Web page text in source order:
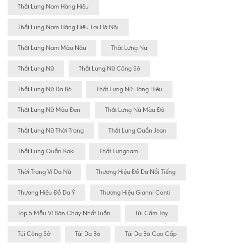
Thắt Lưng Nam Hàng Hiệu
Thắt Lưng Nam Hàng Hiệu Tại Hà Nội
Thắt Lưng Nam Màu Nâu Thăt Lưng Nư
Thắt Lưng Nữ Thắt Lưng Nữ Công Sở
Thắt Lưng Nữ Da Bò Thắt Lưng Nữ Hàng Hiệu
Thắt Lưng Nữ Màu Đen Thắt Lưng Nữ Màu Đỏ
Thắt Lưng Nữ Thời Trang Thắt Lưng Quần Jean
Thắt Lưng Quần Kaki Thắt Lưngnam
Thời Trang Ví Da Nữ Thương Hiệu Đồ Da Nổi Tiếng
Thương Hiệu Đồ Da Ý Thương Hiệu Gianni Conti
Top 5 Mẫu Ví Bán Chạy Nhất Tuần Túi Cầm Tay
Túi Công Sở Túi Da Bò Túi Da Bò Cao Cấp